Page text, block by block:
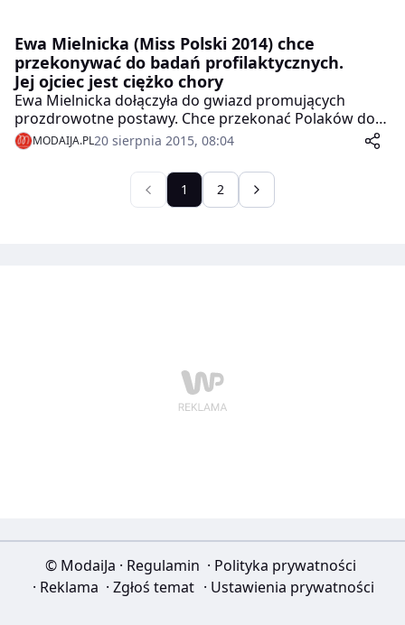
Ewa Mielnicka (Miss Polski 2014) chce
przekonywać do badań profilaktycznych.
Jej ojciec jest ciężko chory
Ewa Mielnicka dołączyła do gwiazd promujących
prozdrowotne postawy. Chce przekonać Polaków do
badań profilaktycznych, które mogą wykryć nowotwór
na wczesnym etapie. Miss Polski twierdzi, że dzięki
udziałowi w tego typu kampaniach sama dużo się uczy,
chce bowiem umieć chronić swoich najbliższych przed
MODAIJA.PL20 sierpnia 2015, 08:04
1 2
© ModaiJa · Regulamin · Polityka prywatności
· Reklama · Zgłoś temat · Ustawienia prywatności